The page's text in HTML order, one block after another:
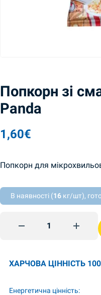
Попкорн зі
Panda
1,60€
Попкорн для
В наявності (16 кг/шт),
Попкорн зі смаком
ХАРЧОВА ЦІННІСТЬ
Енергетична цінність: